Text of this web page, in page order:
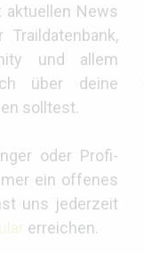
aktuellen News
und allem
über deine
solltest.
oder Profi-
ein offenes
uns jederzeit
erreichen.